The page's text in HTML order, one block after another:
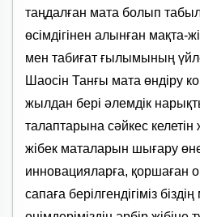
таңдалған мата болып
өсімдігінен алынған мақта-
мен табиғат ғылымының
Шаосін Танғы мата өндіру
жылдан бері әлемдік
талаптарына сәйкес
жібек маталарын шығару
инновацияларға, қоршаған
сапаға берілгендігіміз